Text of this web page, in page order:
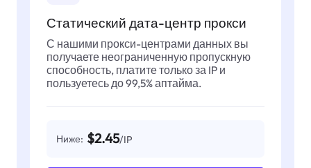
Статический дата-центр прокси
С нашими прокси-центрами данных вы
получаете неограниченную пропускную
способность, платите только за IP и
пользуетесь до 99,5% аптайма.
Ниже: $2.45/IP